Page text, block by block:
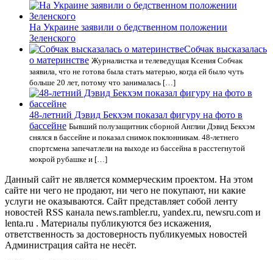
На Украине заявили о бедственном положении
Зеленского
Собчак высказалась
о материнстве Журналистка и телеведущая Ксения Собчак
заявила, что не готова была стать матерью, когда ей было чуть
больше 20 лет, потому что занималась […]
48-летний Дэвид Бекхэм показал фигуру на фото в
бассейне Бывший полузащитник сборной Англии Дэвид Бекхэм
снялся в бассейне и показал снимок поклонникам. 48-летнего
спортсмена запечатлели на выходе из бассейна в расстегнутой
мокрой рубашке и […]
Данный сайт не является коммерческим проектом. На этом
сайте ни чего не продают, ни чего не покупают, ни какие
услуги не оказываются. Сайт представляет собой ленту
новостей RSS канала news.rambler.ru, yandex.ru, newsru.com и
lenta.ru . Материалы публикуются без искажения,
ответственность за достоверность публикуемых новостей
Администрация сайта не несёт.